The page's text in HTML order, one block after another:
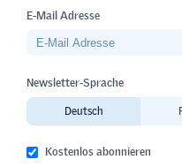
E-Mail Adresse
Newsletter-Sprache
Deutsch
Kostenlos abonnieren